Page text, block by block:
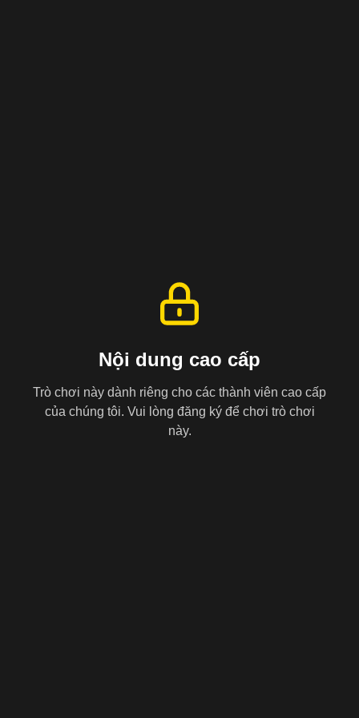
Nội dung cao cấp
Trò chơi này dành riêng cho các thành viên cao cấp
của chúng tôi. Vui lòng đăng ký để chơi trò chơi
này.